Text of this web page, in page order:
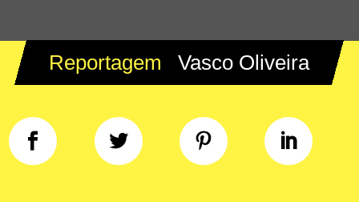
Reportagem Vasco Oliveira